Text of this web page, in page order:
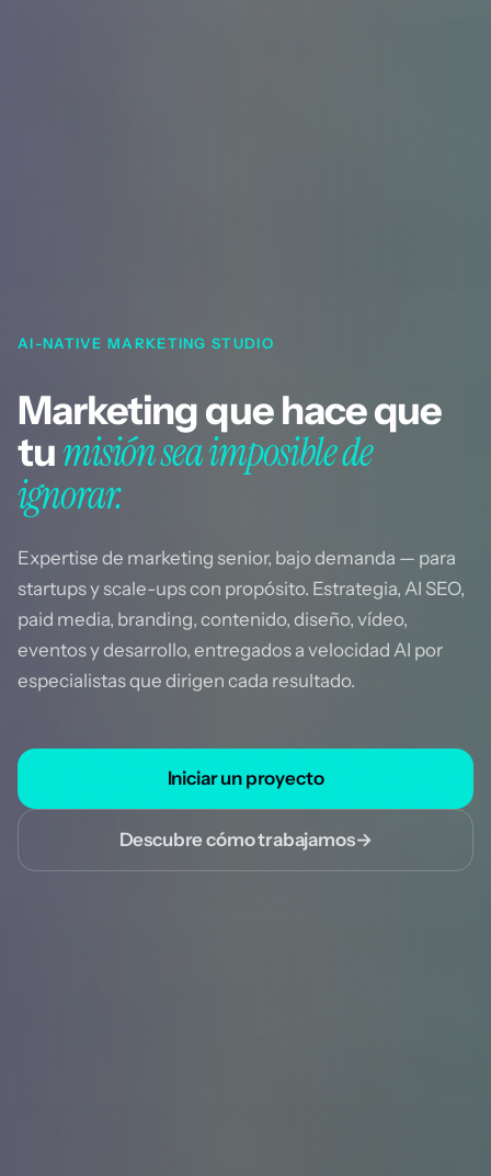
AI-NATIVE MARKETING STUDIO
Marketing que hace que
tumisión sea imposible de
ignorar.
Expertise de marketing senior, bajo demanda — para
startups y scale-ups con propósito. Estrategia, AI SEO,
paid media, branding, contenido, diseño, vídeo,
eventos y desarrollo, entregados a velocidad AI por
especialistas que dirigen cada resultado.
Iniciar un proyecto
Descubre cómo trabajamos→